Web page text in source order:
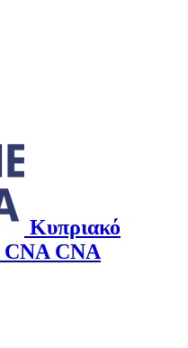
Κυπριακό
CNA CNA